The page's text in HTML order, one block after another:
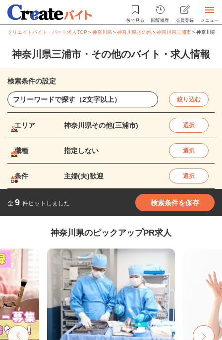
後で見る 閲覧履歴 会員登録 メニュー
クリエイトバイト・パート求人TOP ＞神奈川県＞神奈川県その他＞神奈川県三浦市＞神奈川県
神奈川県三浦市・その他のバイト・求人情報
検索条件の設定
絞り込む
エリア 神奈川県その他(三浦市) 選択
職種 指定しない 選択
条件 主婦(夫)歓迎 選択
全 9 件ヒットしました 検索条件を保存
神奈川県のピックアップPR求人